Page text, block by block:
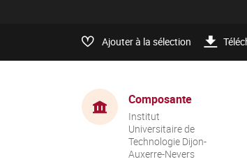
Ajouter à la sélection
Composante
Institut
Universitaire de
Technologie Dijon-
Auxerre-Nevers